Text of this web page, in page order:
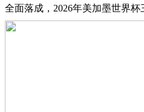
全面落成，2026年美加墨世界杯